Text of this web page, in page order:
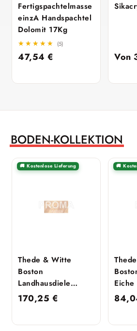
Fertigspachtelmasse
einzA Handspachtel
Dolomit 17Kg
★★★★★
★★★★★ (5)
47,54 € Von
BODEN-KOLLEKTION
🚚 Kostenlose Lieferung
Thede & Witte
Boston
Landhausdiele
Uniclic Lärche astig
gebürstet weiß geölt
170,25 €
🚚